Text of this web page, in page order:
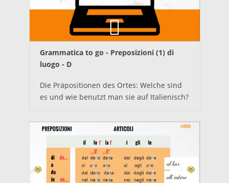
Grammatica to go - Preposizioni (1) di
luogo - D
Die Präpositionen des Ortes: Welche sind
es und wie benutzt man sie auf Italienisch?